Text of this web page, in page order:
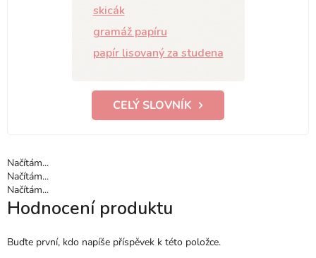
skicák
gramáž papíru
papír lisovaný za studena
CELÝ SLOVNÍK
Načítám...
Načítám...
Načítám...
Hodnocení produktu
Buďte první, kdo napíše příspěvek k této položce.